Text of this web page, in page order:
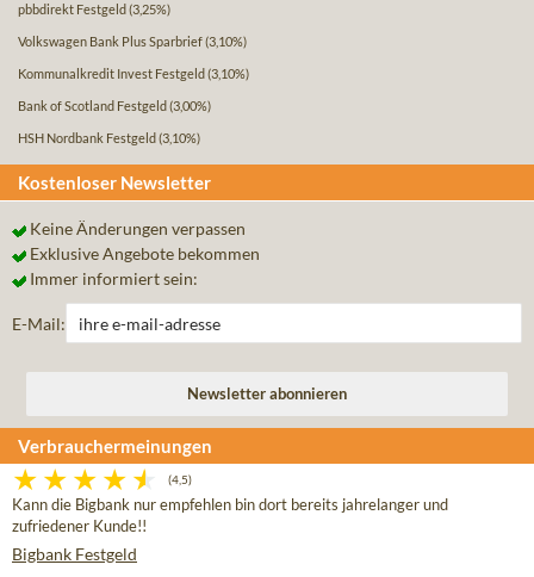
pbbdirekt Festgeld (3,25%)
Volkswagen Bank Plus Sparbrief(3,10%)
Kommunalkredit Invest Festgeld (3,10%)
Bank of Scotland Festgeld (3,00%)
HSH Nordbank Festgeld (3,10%)
Kostenloser Newsletter
Keine Änderungen verpassen
Exklusive Angebote bekommen
Immer informiert sein:
E-Mail:
Verbrauchermeinungen
(4,5)
Kann die Bigbank nur empfehlen bin dort bereits jahrelanger und
zufriedener Kunde!!
Bigbank Festgeld